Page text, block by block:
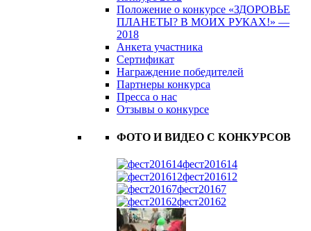
Положение о конкурсе «ЗДОРОВЬЕ
ПЛАНЕТЫ? В МОИХ РУКАХ!» —
2018
Анкета участника
Сертификат
Награждение победителей
Партнеры конкурса
Пресса о нас
Отзывы о конкурсе
ФОТО И ВИДЕО С КОНКУРСОВ
фест201614
фест201612
фест20167
фест20162